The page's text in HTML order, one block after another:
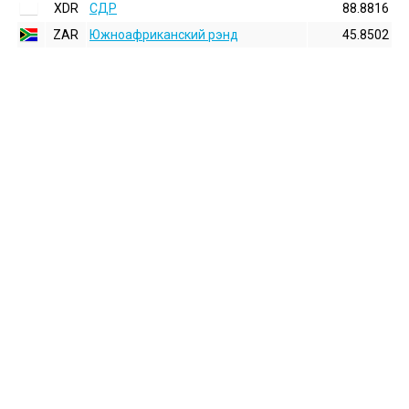
XDR
СДР
88.8816
ZAR
Южноафриканский рэнд 45.8502